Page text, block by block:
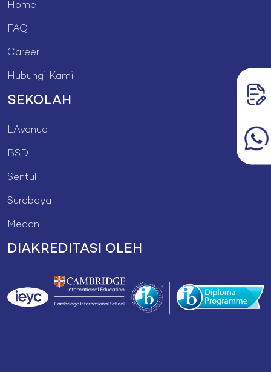
Home
FAQ
Career
Hubungi Kami
SEKOLAH
L'Avenue
BSD
Sentul
Surabaya
Medan
DIAKREDITASI OLEH